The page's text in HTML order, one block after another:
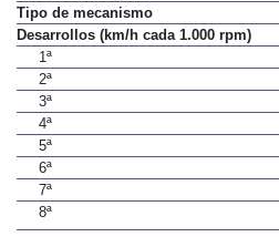
Tipo de mecanismo
Desarrollos (km/h cada 1.000 rpm)
1ª
2ª
3ª
4ª
5ª
6ª
7ª
8ª